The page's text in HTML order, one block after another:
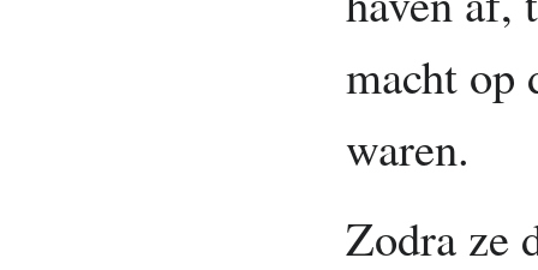
macht op
waren.
Zodra ze